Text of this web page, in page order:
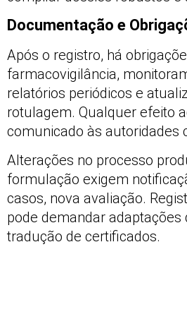
Documentação e
Após o registro, há
farmacovigilância,
relatórios periódicos e
rotulagem. Qualquer efeito
comunicado às autoridades
Alterações no processo
formulação exigem
casos, nova avaliação.
pode demandar adaptações
tradução de certificados.